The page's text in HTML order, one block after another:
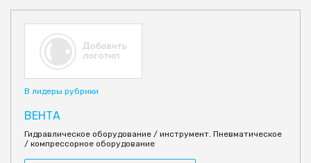
В лидеры рубрики
ВЕНТА
Гидравлическое оборудование / инструмент. Пневматическое
/ компрессорное оборудование